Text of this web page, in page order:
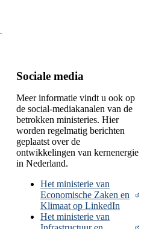
Sociale media
Meer informatie vindt u ook op
de social-mediakanalen van de
betrokken ministeries. Hier
worden regelmatig berichten
geplaatst over de
ontwikkelingen van kernenergie
in Nederland.
Het ministerie van
Economische Zaken en
Klimaat op LinkedIn
Het ministerie van